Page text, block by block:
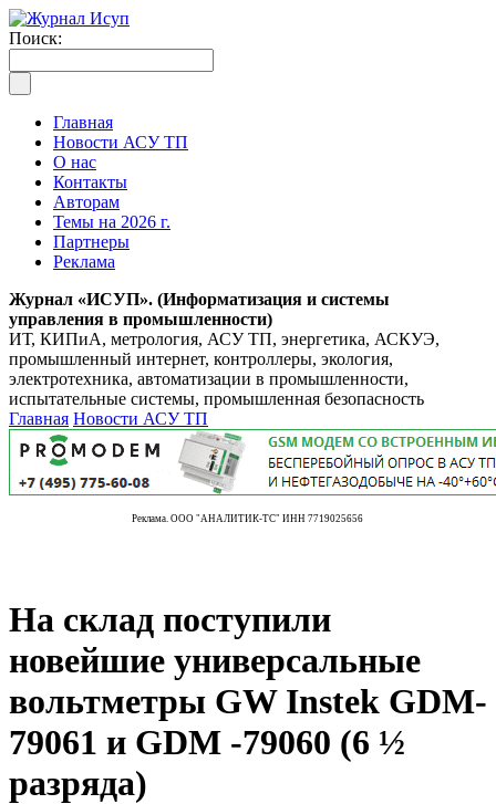
Поиск:
Главная
Новости АСУ ТП
О нас
Контакты
Авторам
Темы на 2026 г.
Партнеры
Реклама
Журнал «ИСУП». (Информатизация и системы
управления в промышленности)
ИТ, КИПиА, метрология, АСУ ТП, энергетика, АСКУЭ,
промышленный интернет, контроллеры, экология,
электротехника, автоматизации в промышленности,
испытательные системы, промышленная безопасность
Главная Новости АСУ ТП
Реклама. ООО "АНАЛИТИК-ТС" ИНН 7719025656
На склад поступили
новейшие универсальные
вольтметры GW Instek GDM-
79061 и GDM -79060 (6 ½
разряда)